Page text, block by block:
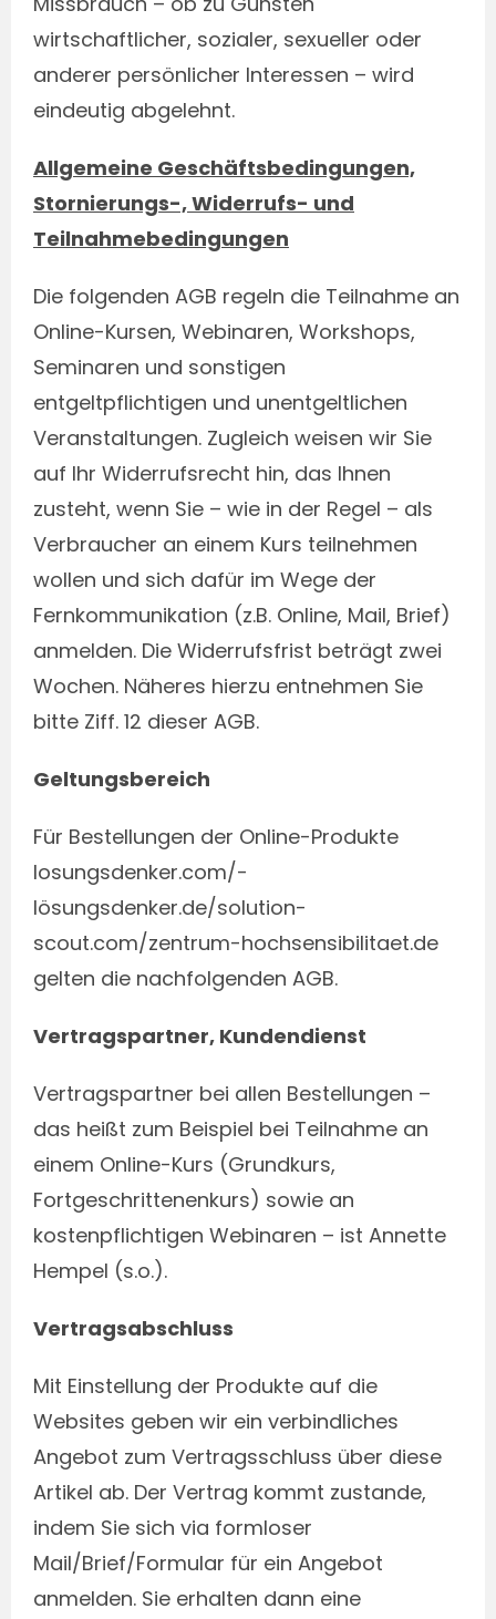
wirtschaftlicher, sozialer, sexueller oder
anderer persönlicher Interessen – wird
eindeutig abgelehnt.
Allgemeine Geschäftsbedingungen,
Stornierungs-, Widerrufs- und
Teilnahmebedingungen
Die folgenden AGB regeln die Teilnahme an
Online-Kursen, Webinaren, Workshops,
Seminaren und sonstigen
entgeltpflichtigen und unentgeltlichen
Veranstaltungen. Zugleich weisen wir Sie
auf Ihr Widerrufsrecht hin, das Ihnen
zusteht, wenn Sie – wie in der Regel – als
Verbraucher an einem Kurs teilnehmen
wollen und sich dafür im Wege der
Fernkommunikation (z.B. Online, Mail, Brief)
anmelden. Die Widerrufsfrist beträgt zwei
Wochen. Näheres hierzu entnehmen Sie
bitte Ziff. 12 dieser AGB.
Geltungsbereich
Für Bestellungen der Online-Produkte
losungsdenker.com/-
lösungsdenker.de/solution-
scout.com/zentrum-hochsensibilitaet.de
gelten die nachfolgenden AGB.
Vertragspartner, Kundendienst
Vertragspartner bei allen Bestellungen –
das heißt zum Beispiel bei Teilnahme an
einem Online-Kurs (Grundkurs,
Fortgeschrittenenkurs) sowie an
kostenpflichtigen Webinaren – ist Annette
Hempel (s.o.).
Vertragsabschluss
Mit Einstellung der Produkte auf die
Websites geben wir ein verbindliches
Angebot zum Vertragsschluss über diese
Artikel ab. Der Vertrag kommt zustande,
indem Sie sich via formloser
Mail/Brief/Formular für ein Angebot
anmelden. Sie erhalten dann eine